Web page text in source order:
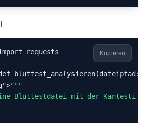
requests
>"""
Bluttestdatei mit der Kantesti-
Kopieren